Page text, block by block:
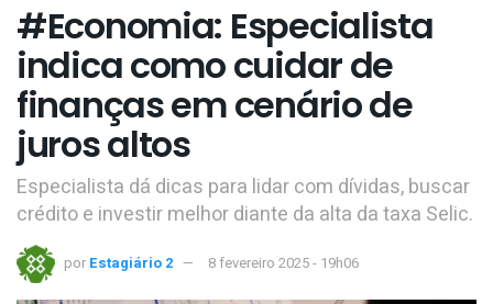
#Economia: Especialista
indica como cuidar de
finanças em cenário de
juros altos
Especialista dá dicas para lidar com dívidas, buscar
crédito e investir melhor diante da alta da taxa Selic.
por Estagiário 2 8 fevereiro 2025 - 19h06